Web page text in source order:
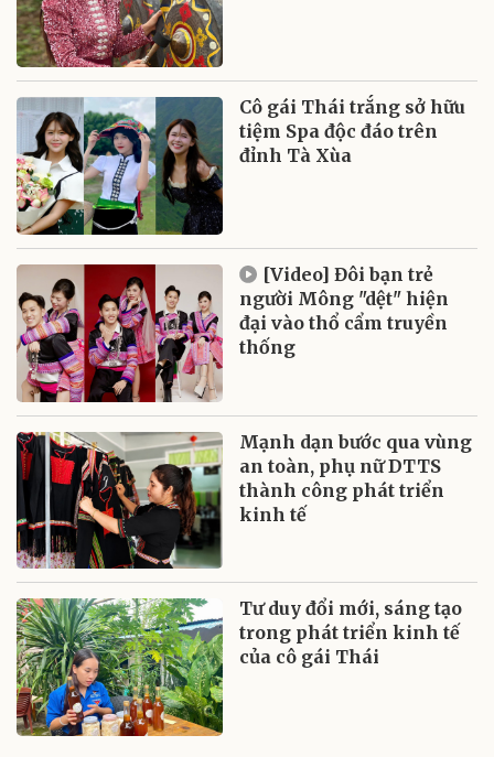
Cô gái Thái trắng sở hữu
tiệm Spa độc đáo trên
đỉnh Tà Xùa
[Video] Đôi bạn trẻ
người Mông "dệt" hiện
đại vào thổ cẩm truyền
thống
Mạnh dạn bước qua vùng
an toàn, phụ nữ DTTS
thành công phát triển
kinh tế
Tư duy đổi mới, sáng tạo
trong phát triển kinh tế
của cô gái Thái